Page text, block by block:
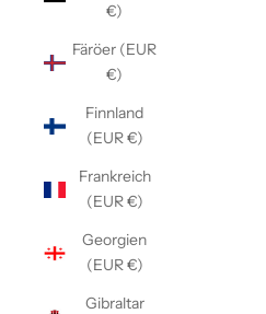
€)
Färöer (EUR
€)
Finnland
(EUR €)
Frankreich
(EUR €)
Georgien
(EUR €)
Gibraltar